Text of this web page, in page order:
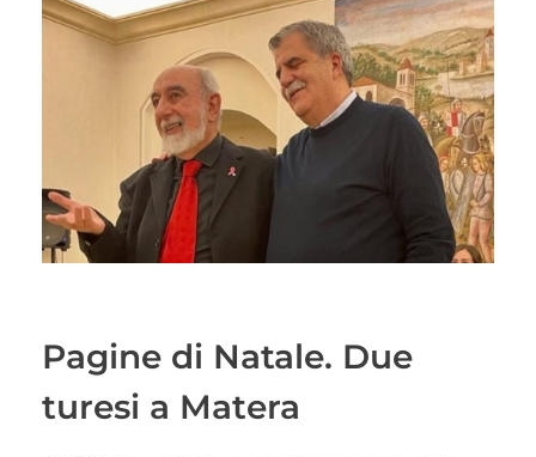
Pagine di Natale. Due
turesi a Matera